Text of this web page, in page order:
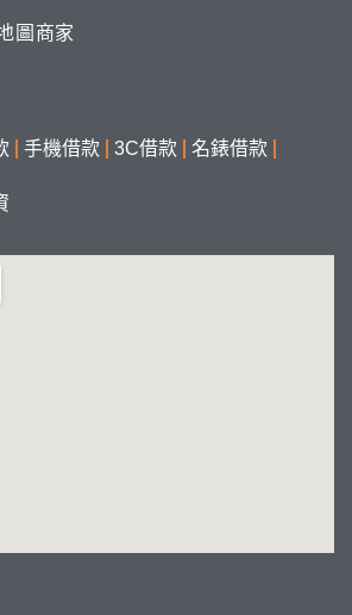
圖商家
手機借款 3C借款 名錶借款